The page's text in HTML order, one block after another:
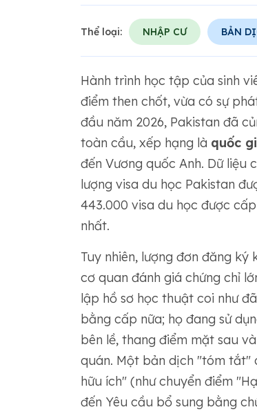
Thể loại: NHẬP CƯ BẢN
Hành trình học tập của sinh
điểm then chốt, vừa có sự
đầu năm 2026, Pakistan đã
toàn cầu, xếp hạng là quốc
đến Vương quốc Anh. Dữ liệu
lượng visa du học Pakistan
443.000 visa du học được
nhất.
Tuy nhiên, lượng đơn đăng
cơ quan đánh giá chứng chỉ
lập hồ sơ học thuật coi như
bằng cấp nữa; họ đang sử
bên lề, thang điểm mặt sau
quán. Một bản dịch "tóm tắt"
hữu ích" (như chuyển điểm
đến Yêu cầu bổ sung bằng